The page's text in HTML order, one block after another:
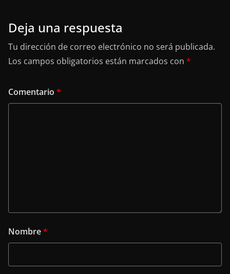
Deja una respuesta
Tu dirección de correo electrónico no será publicada.
Los campos obligatorios están marcados con *
Comentario *
Nombre*